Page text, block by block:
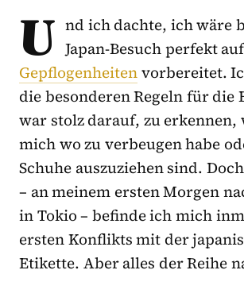
U nd ich dachte, ich wäre
Japan-Besuch perfekt
Gepflogenheitenvorbereitet.
die besonderen Regeln für die
war stolz darauf, zu erkennen,
mich wo zu verbeugen habe
Schuhe auszuziehen sind.
– an meinem ersten Morgen
in Tokio – befinde ich mich
ersten Konflikts mit der
Etikette. Aber alles der Reihe